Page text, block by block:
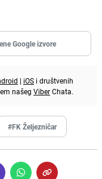
Google izvore
| iOS i društvenih
našeg ViberChata.
#FK Željezničar